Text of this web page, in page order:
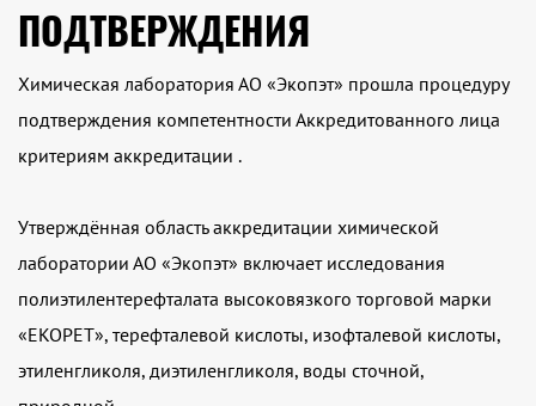
ПОДТВЕРЖДЕНИЯ
Химическая лаборатория АО «Экопэт» прошла процедуру
подтверждения компетентности Аккредитованного лица
критериям аккредитации .
Утверждённая область аккредитации химической
лаборатории АО «Экопэт» включает исследования
полиэтилентерефталата высоковязкого торговой марки
«EKOPET», терефталевой кислоты, изофталевой кислоты,
этиленгликоля, диэтиленгликоля, воды сточной,